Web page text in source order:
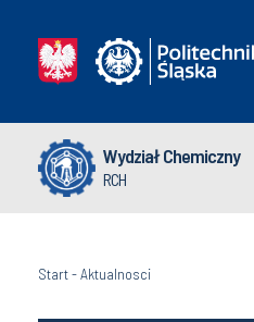
Wydział Chemiczny
RCH
Start-Aktualnosci